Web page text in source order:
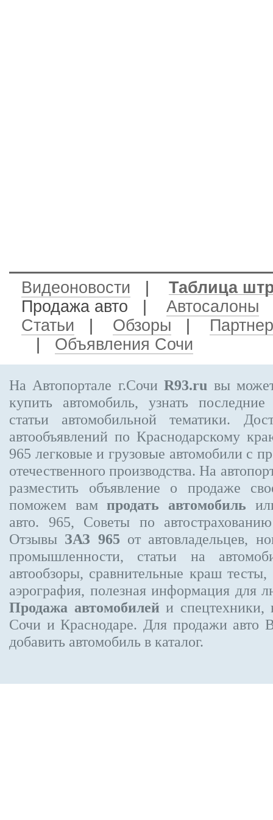
Видеоновости
Таблица
Продажа авто
Автосалоны
Статьи
Обзоры
Объявления Сочи
На Автопортале г.СочиR93.ru вы
купить автомобиль, узнать
статьи автомобильной тематики.
автообъявлений по Краснодарскому
965 легковые и грузовые автомобили с
отечественного производства. На
разместить объявление о продаже
поможем вампродать автомобиль
авто. 965, Советы по
Отзывы ЗАЗ 965 от автовладельцев,
промышленности, статьи на
автообзоры, сравнительные краш
аэрография, полезная информация для
Продажа автомобилей и спецтехники,
Сочи и Краснодаре. Для продажи авто
добавить автомобиль в каталог.